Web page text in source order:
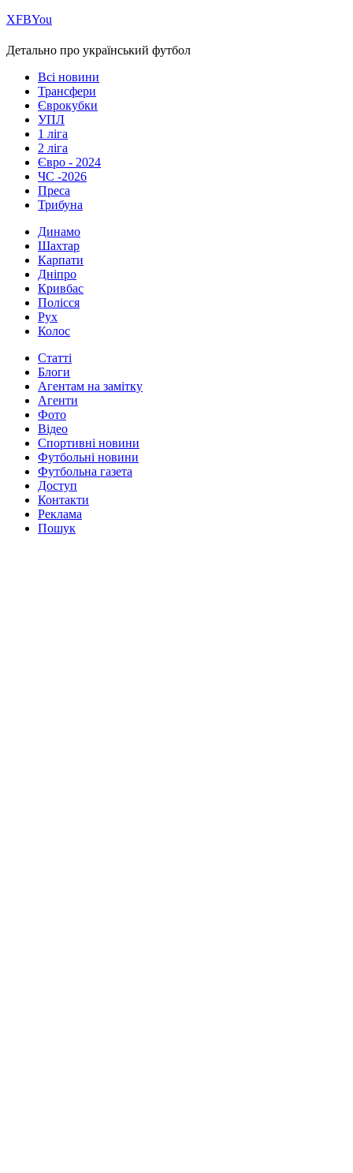
ХFBYou
Детально про український футбол
Всі новини
Трансфери
Єврокубки
УПЛ
1 ліга
2 ліга
Євро - 2024
ЧС -2026
Преса
Трибуна
Динамо
Шахтар
Карпати
Дніпро
Кривбас
Полісся
Рух
Колос
Статті
Блоги
Агентам на замітку
Агенти
Фото
Відео
Спортивні новини
Футбольні новини
Футбольна газета
Доступ
Контакти
Реклама
Пошук